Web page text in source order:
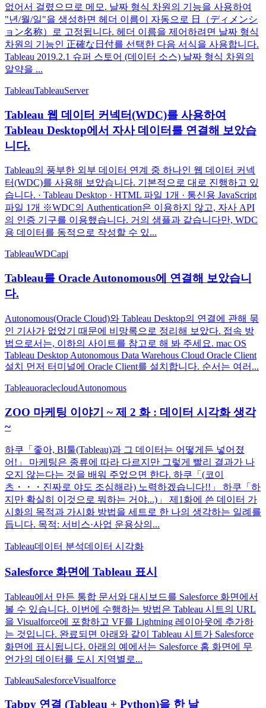
없어서 걸렸으므로 메모. 날짜 형식 차원의 기능을 사용하여
"년/월/일"을 생성하면 헤더 이름이 자동으로 日（ディメンシ
ョン名称）로 고정됩니다. 헤더 이름을 제어하려면 날짜 형식
차원의 기능인 正確な日付를 선택한 다음 서식을 사용합니다.
Tableau 2019.2.1 슈퍼 스토어 (데이터 소스) 날짜 형식 차원의
알약을 ...
TableauTableauServer
Tableau 웹 데이터 커넥터(WDC)를 사용하여
Tableau Desktop에서 자사 데이터를 연결해 보았습
니다.
Tableau의 풍부한 외부 데이터 연계 중 하나인 웹 데이터 커넥
터(WDC)를 사용해 보았습니다. 기본적으로 대로 진행하고 있
습니다. · Tableau Desktop · HTML 파일 1개 · 통신용 JavaScript
파일 1개 ※WDC의 Authentication은 이용하지 않고, 자사 API
의 인증 기구를 이용했습니다. 거의 샘플과 같습니다만, WDC
용 데이터를 동적으로 작성할 수 있...
TableauWDCapi
Tableau를 Oracle Autonomous에 연결해 보았습니
다.
Autonomous(Oracle Cloud)와 Tableau Desktop의 연결에 관해 묶
인 기사가 없었기 때문에 비망록으로 정리해 보았다. 접속 방
법으로서는, 이하의 사이트를 참고로 해 봐 주세요. mac OS
Tableau Desktop Autonomous Data Warehous Cloud Oracle Client
설치 먼저 터미널에 Oracle Client를 설치합니다. 순서는 여러...
TableauoraclecloudAutonomous
ZOO 마케팅 이야기 ~ 제 2 화 : 데이터 시각화 생각
~
하쿠「좋아, BI툴(Tableau)과 그 데이터는 어떻게든 넣어졌
어!」 마케팅은 종류에 따라 다르지만 그렇게 빨리 결과가 나
오지 않는다는 것을 배워 주었으면 한다. 하쿠「(코이
츠・・・진짜로 야도 조심해라) 노력하겠습니다!!」 하쿠「하
지만 확실히 이것으로 뭐하는 거야...)」 제1화에 쓴 데이터 가
시화의 목적과 가시화 방법을 세트로 한 나의 생각하는 일례를
듭니다. 목적: 서비스·사업 운용상의...
Tableau데이터 분석데이터 시각화
Salesforce 화면에 Tableau 표시
Tableau에서 만든 통합 문서와 대시보드를 Salesforce 화면에서
볼 수 있습니다. 이번에 수행하는 방법은 Tableau 시트의 URL
을 Visualforce에 포함하고 VF를 Lightning 레이아웃에 추가하
는 것입니다. 완료되면 아래와 같이 Tableau 시트가 Salesforce
화면에 표시됩니다. 아래의 예에서는 Salesforce 홈 화면에 무
언가의 데이터를 도시 지역별로...
TableauSalesforceVisualforce
Tabpy 연결 (Tableau + Python)을 한 날